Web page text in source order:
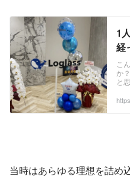
1
経
こ
か
と
（
当時はあらゆる理想を詰め